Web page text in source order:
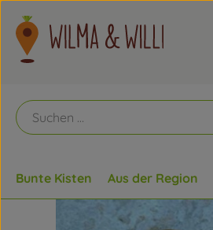
Bunte Kisten Aus der Region